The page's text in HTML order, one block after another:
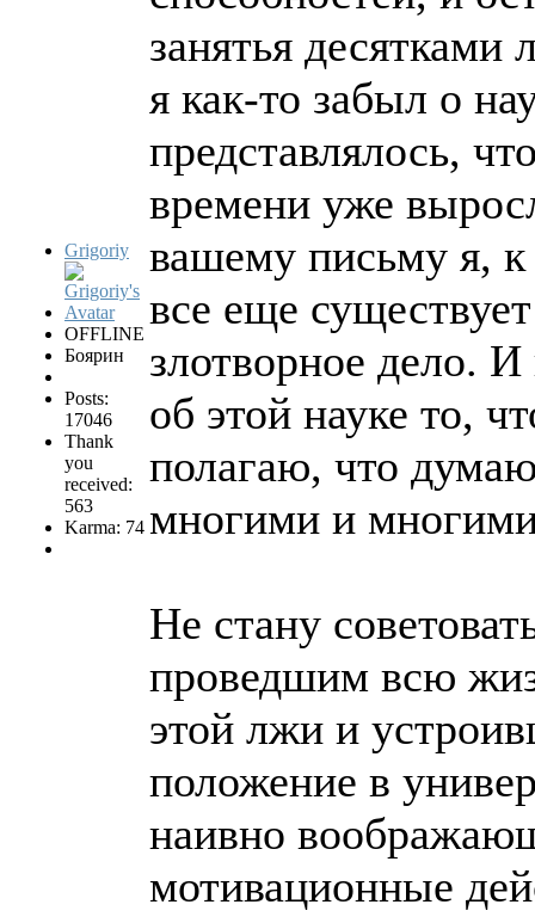
Grigoriy
OFFLINE
Боярин
Posts:
17046
Thank
you
received:
563
Karma: 74
занятья десятками
я как-то забыл о
представлялось,
времени уже
вашему письму я,
все еще
злотворное дело.
об этой науке то,
полагаю, что
многими и
Не стану
проведшим всю
этой лжи и
положение в
наивно
мотивационные